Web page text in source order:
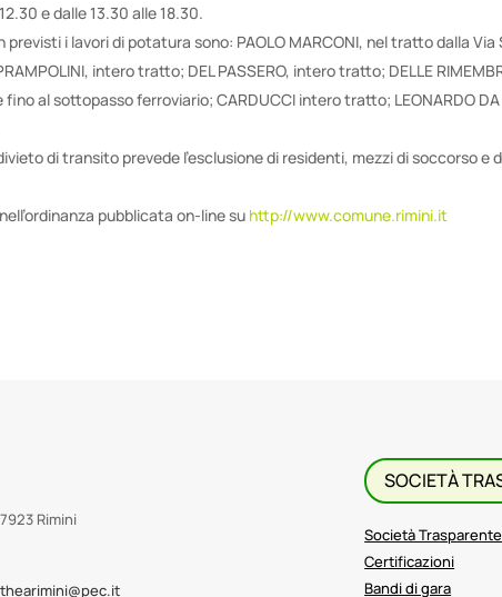
e dalle 13.30 alle 18.30.
previsti i lavori di potatura sono: PAOLO MARCONI, nel tratto dalla Via
intero tratto; DEL PASSERO, intero tratto; DELLE
fino al sottopasso ferroviario; CARDUCCI intero tratto; LEONARDO
di transito prevede l’esclusione di residenti, mezzi di soccorso
pubblicata on-line su http://www.comune.rimini.it
Rimini
SOCIETÀ
Società Trasparente
Certificazioni
Bandi di gara